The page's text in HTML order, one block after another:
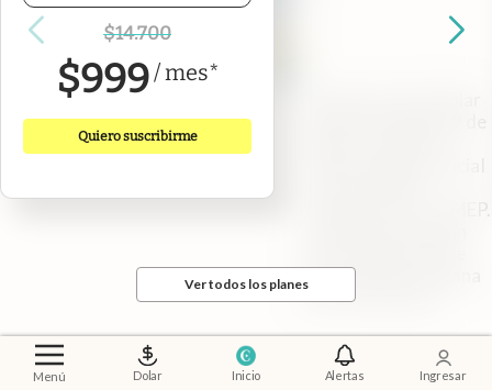
Menú Dolar Inicio Alertas Ingresar
$14.700
$999/mes*
Quiero suscribirme
Ver todos los planes
financieros CCL y MEP.
cómo sigue la semana
en los mercados.